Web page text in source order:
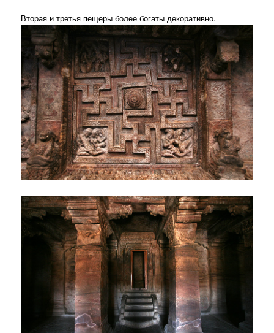
Вторая и третья пещеры более богаты декоративно.